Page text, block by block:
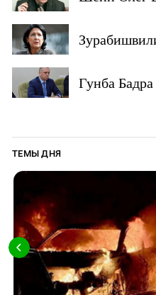
Гунба
ТЕМЫ ДНЯ